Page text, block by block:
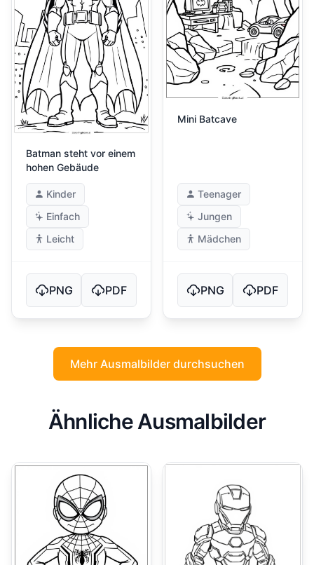
Batman steht vor einem
hohen Gebäude
Kinder
Einfach
Leicht
PNG PDF
Mini Batcave
Teenager
Jungen
Mädchen
PNG PDF
Mehr Ausmalbilder durchsuchen
Ähnliche Ausmalbilder